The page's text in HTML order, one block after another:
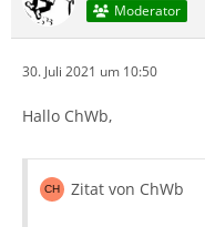
Moderator
30. Juli 2021 um 10:50
Hallo ChWb,
Zitat von ChWb